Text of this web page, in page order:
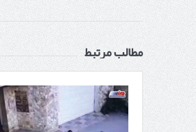
مطالب مرتبط